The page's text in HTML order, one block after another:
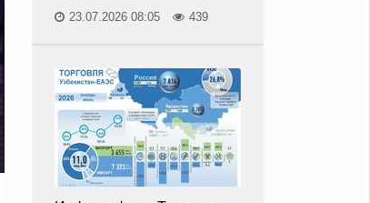
23.07.2026 08:05 439